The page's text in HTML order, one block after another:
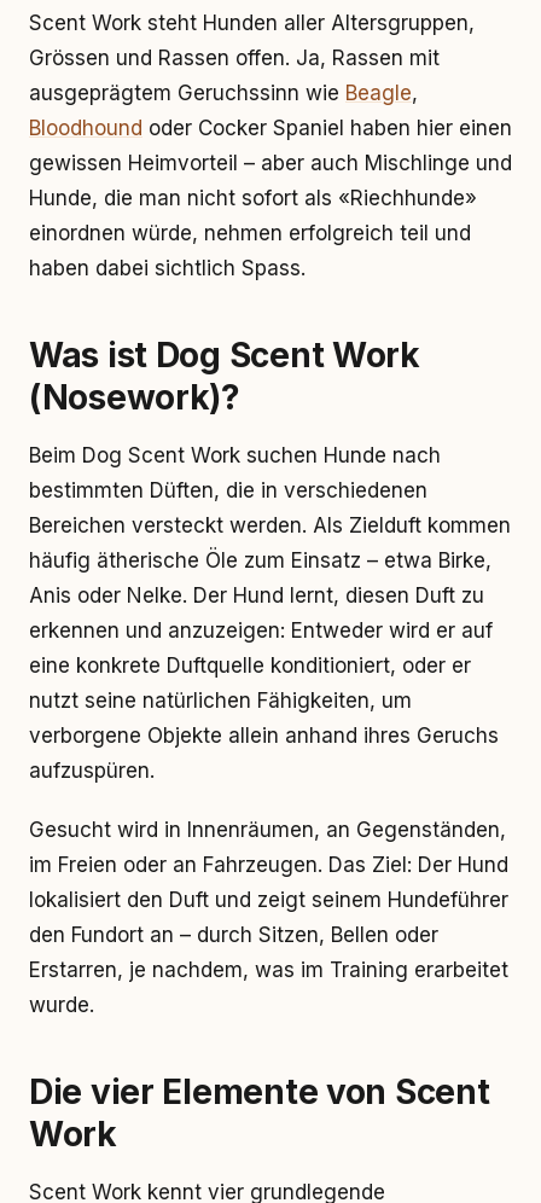
Scent Work steht Hunden aller Altersgruppen,
Grössen und Rassen offen. Ja, Rassen mit
ausgeprägtem Geruchssinn wie Beagle,
Bloodhound oder Cocker Spaniel haben hier einen
gewissen Heimvorteil – aber auch Mischlinge und
Hunde, die man nicht sofort als «Riechhunde»
einordnen würde, nehmen erfolgreich teil und
haben dabei sichtlich Spass.
Was ist Dog Scent Work
(Nosework)?
Beim Dog Scent Work suchen Hunde nach
bestimmten Düften, die in verschiedenen
Bereichen versteckt werden. Als Zielduft kommen
häufig ätherische Öle zum Einsatz – etwa Birke,
Anis oder Nelke. Der Hund lernt, diesen Duft zu
erkennen und anzuzeigen: Entweder wird er auf
eine konkrete Duftquelle konditioniert, oder er
nutzt seine natürlichen Fähigkeiten, um
verborgene Objekte allein anhand ihres Geruchs
aufzuspüren.
Gesucht wird in Innenräumen, an Gegenständen,
im Freien oder an Fahrzeugen. Das Ziel: Der Hund
lokalisiert den Duft und zeigt seinem Hundeführer
den Fundort an – durch Sitzen, Bellen oder
Erstarren, je nachdem, was im Training erarbeitet
wurde.
Die vier Elemente von Scent
Work
Scent Work kennt vier grundlegende